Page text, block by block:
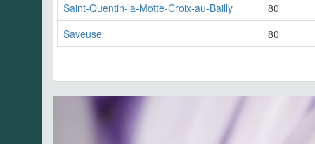
Saint-Quentin-la-Motte-Croix-au-Bailly
80
Saveuse
80